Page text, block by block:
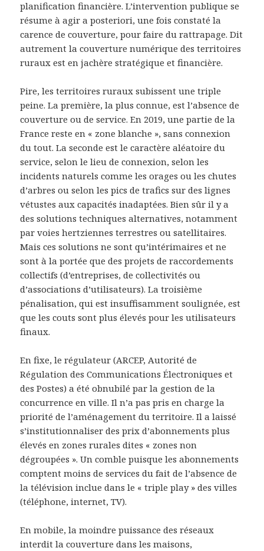
planification financière. L’intervention publique se
résume à agir a posteriori, une fois constaté la
carence de couverture, pour faire du rattrapage. Dit
autrement la couverture numérique des territoires
ruraux est en jachère stratégique et financière.
Pire, les territoires ruraux subissent une triple
peine. La première, la plus connue, est l’absence de
couverture ou de service. En 2019, une partie de la
France reste en « zone blanche », sans connexion
du tout. La seconde est le caractère aléatoire du
service, selon le lieu de connexion, selon les
incidents naturels comme les orages ou les chutes
d’arbres ou selon les pics de trafics sur des lignes
vétustes aux capacités inadaptées. Bien sûr il y a
des solutions techniques alternatives, notamment
par voies hertziennes terrestres ou satellitaires.
Mais ces solutions ne sont qu’intérimaires et ne
sont à la portée que des projets de raccordements
collectifs (d’entreprises, de collectivités ou
d’associations d’utilisateurs). La troisième
pénalisation, qui est insuffisamment soulignée, est
que les couts sont plus élevés pour les utilisateurs
finaux.
En fixe, le régulateur (ARCEP, Autorité de
Régulation des Communications Électroniques et
des Postes) a été obnubilé par la gestion de la
concurrence en ville. Il n’a pas pris en charge la
priorité de l’aménagement du territoire. Il a laissé
s’institutionnaliser des prix d’abonnements plus
élevés en zones rurales dites « zones non
dégroupées ». Un comble puisque les abonnements
comptent moins de services du fait de l’absence de
la télévision inclue dans le « triple play » des villes
(téléphone, internet, TV).
En mobile, la moindre puissance des réseaux
interdit la couverture dans les maisons,